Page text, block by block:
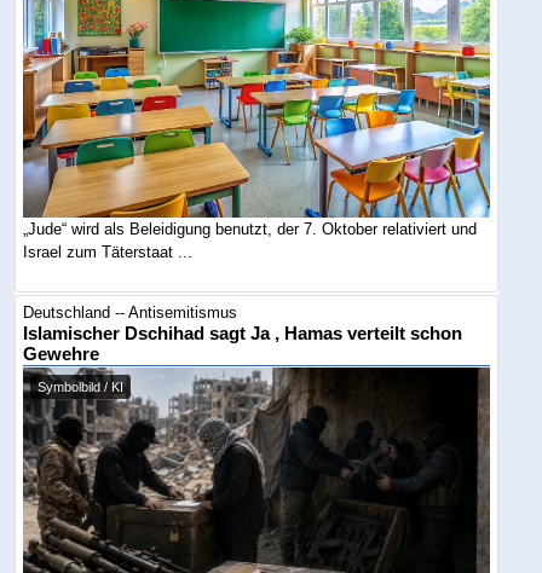
„Jude“ wird als Beleidigung benutzt, der 7. Oktober relativiert und
Israel zum Täterstaat ...
Deutschland -- Antisemitismus
Islamischer Dschihad sagt Ja , Hamas verteilt schon
Gewehre
Symbolbild / KI